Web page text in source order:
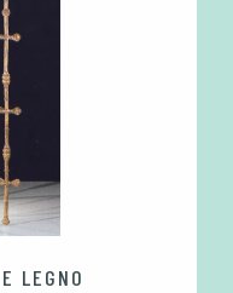
LEGNO